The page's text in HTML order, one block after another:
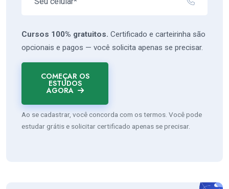
Cursos 100% gratuitos. Certificado e carteirinha são
opcionais e pagos — você solicita apenas se precisar.
COMEÇAR OS
ESTUDOS
AGORA
Ao se cadastrar, você concorda com os termos. Você pode
estudar grátis e solicitar certificado apenas se precisar.